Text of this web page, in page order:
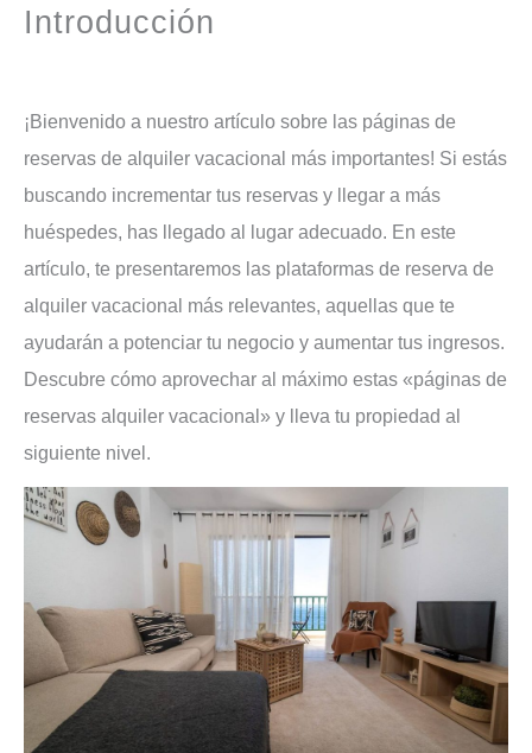
Introducción
¡Bienvenido a nuestro artículo sobre las páginas de
reservas de alquiler vacacional más importantes! Si estás
buscando incrementar tus reservas y llegar a más
huéspedes, has llegado al lugar adecuado. En este
artículo, te presentaremos las plataformas de reserva de
alquiler vacacional más relevantes, aquellas que te
ayudarán a potenciar tu negocio y aumentar tus ingresos.
Descubre cómo aprovechar al máximo estas «páginas de
reservas alquiler vacacional» y lleva tu propiedad al
siguiente nivel.